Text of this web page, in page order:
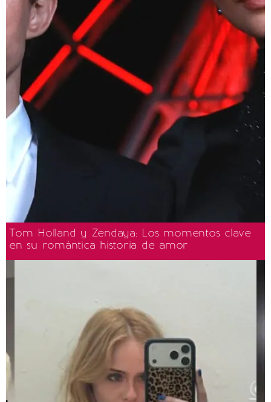
Tom Holland y Zendaya: Los momentos clave
en su romántica historia de amor